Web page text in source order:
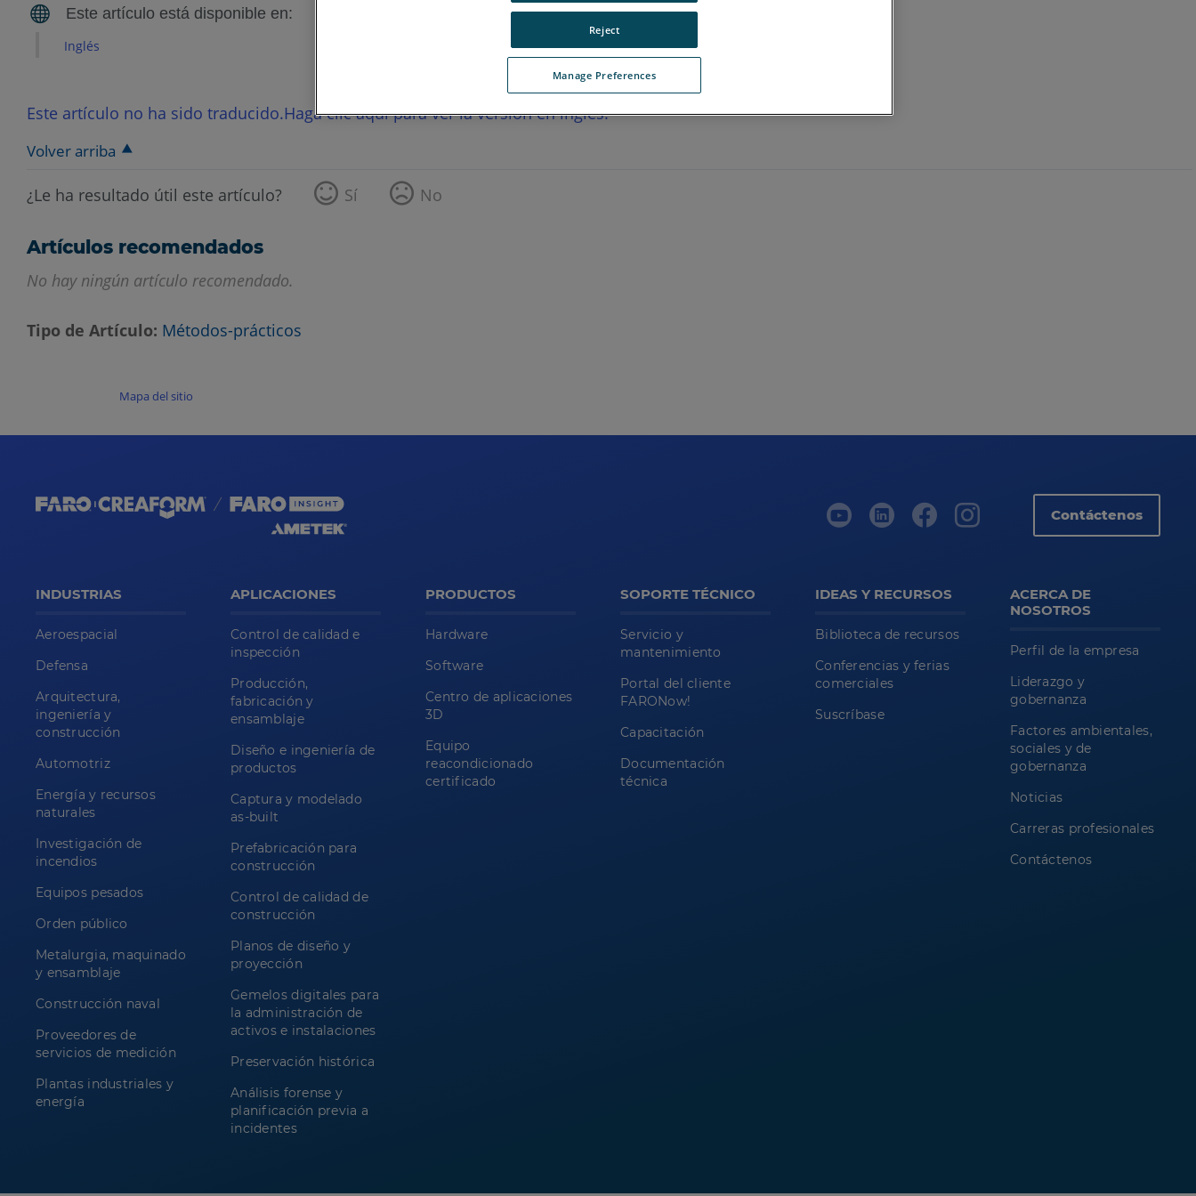
Inglés
Este artículo no ha sido traducido.Haga clic aquí para ver la versión en inglés.
Volver arriba
¿Le ha resultado útil este artículo? Sí No
Artículos recomendados
No hay ningún artículo recomendado.
Tipo de Artículo Métodos-prácticos
Mapa del sitio
Contáctenos
INDUSTRIAS
Aeroespacial
Defensa
Arquitectura,
ingeniería y
construcción
Automotriz
Energía y recursos
naturales
Investigación de
incendios
Equipos pesados
Orden público
Metalurgia, maquinado
y ensamblaje
Construcción naval
Proveedores de
servicios de medición
Plantas industriales y
energía
APLICACIONES
Control de calidad e
inspección
Producción,
fabricación y
ensamblaje
Diseño e ingeniería de
productos
Captura y modelado
as-built
Prefabricación para
construcción
Control de calidad de
construcción
Planos de diseño y
proyección
Gemelos digitales para
la administración de
activos e instalaciones
Preservación histórica
Análisis forense y
planificación previa a
incidentes
PRODUCTOS
Hardware
Software
Centro de aplicaciones
3D
Equipo
reacondicionado
certificado
SOPORTE TÉCNICO
Servicio y
mantenimiento
Portal del cliente
FARONow!
Capacitación
Documentación
técnica
IDEAS Y RECURSOS
Biblioteca de recursos
Conferencias y ferias
comerciales
Suscríbase
ACERCA DE
NOSOTROS
Perfil de la empresa
Liderazgo y
gobernanza
Factores ambientales,
sociales y de
gobernanza
Noticias
Carreras profesionales
Contáctenos
Manage Preferences
Reject